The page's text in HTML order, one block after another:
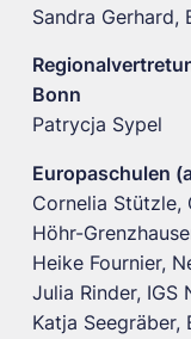
Sandra Gerhard,
Bonn
Patrycja Sypel
Europaschulen
Cornelia Stützle,
Höhr-
Heike Fournier,
Julia Rinder, IGS
Katja Seegräber,